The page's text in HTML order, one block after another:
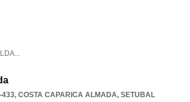
LDA...
433, COSTA CAPARICA ALMADA, SETUBAL